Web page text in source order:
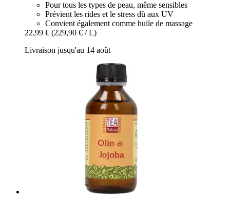
Pour tous les types de peau, même sensibles
Prévient les rides et le stress dû aux UV
Convient également comme huile de massage
22,99 € (229,90 € / L)
Livraison jusqu'au 14 août